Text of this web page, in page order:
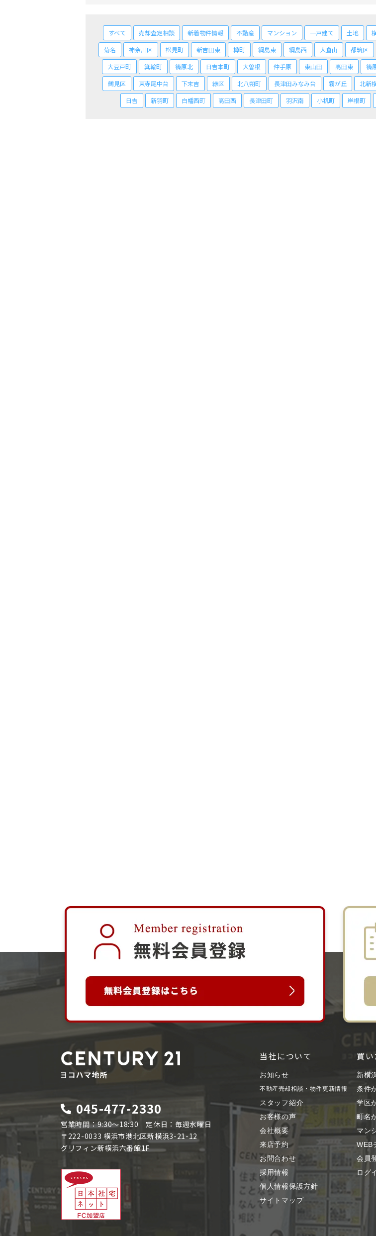
すべて 売却査定相談 新着物件情報 不動産 マンション 一戸建て 土地
菊名
神奈川区 松見町 新吉田東 樽町 綱島東 綱島西 大倉山 都筑区
大豆戸町
箕輪町 篠原北 日吉本町 大曽根 仲手原 東山田 高田東 篠
鶴見区
東寺尾中台 下末吉 緑区 北八朔町 長津田みなみ台 霧が丘 北新
日吉
新羽町 白幡西町 高田西 長津田町 羽沢南 小机町 岸根町
045-477-2330
営業時間：9:30～18:30 定休日：毎週水曜日
〒222-0033 横浜市港北区新横浜3-21-12
グリフィン新横浜六番館1F
当社について
お知らせ
不動産売却相談・物件更新情報
スタッフ紹介
お客様の声
会社概要
来店予約
お問合わせ
採用情報
個人情報保護方針
サイトマップ
買
新横
条件
学区
町名
マン
WEB
会員
ログ